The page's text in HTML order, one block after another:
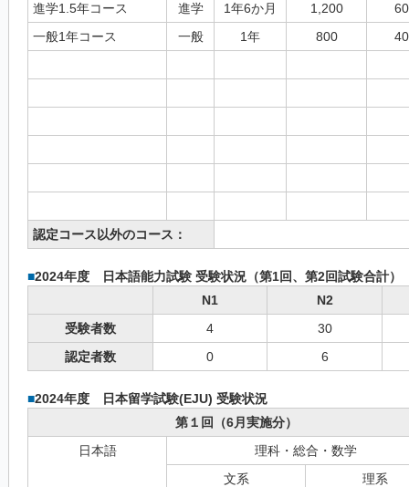
進学1.5年コース
進学 1年6か月 1,200
60
一般1年コース
一般 1年 800 40
認定コース以外のコース：
■2024年度 日本語能力試験 受験状況（第1回、第2回試験合計）
N1
N2
受験者数
4
30
認定者数
0 6
■2024年度 日本留学試験(EJU) 受験状況
第１回（6月実施分）
日本語
理科・総合・数学
文系
理系